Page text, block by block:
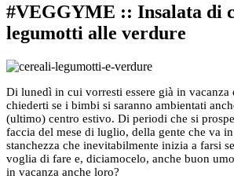
#VEGGYME :: Insalata di
legumotti alle verdure
Di lunedì in cui vorresti essere già in vacanza
chiederti se i bimbi si saranno ambientati
(ultimo) centro estivo. Di periodi che si
faccia del mese di luglio, della gente che va
stanchezza che inevitabilmente inizia a farsi
voglia di fare e, diciamocelo, anche buon
in vacanza anche loro?